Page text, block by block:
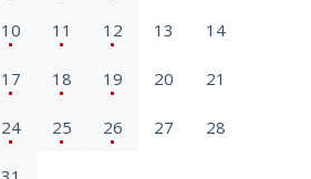
10 11 12 13 14
17 18 19 20 21
24 25 26 27 28